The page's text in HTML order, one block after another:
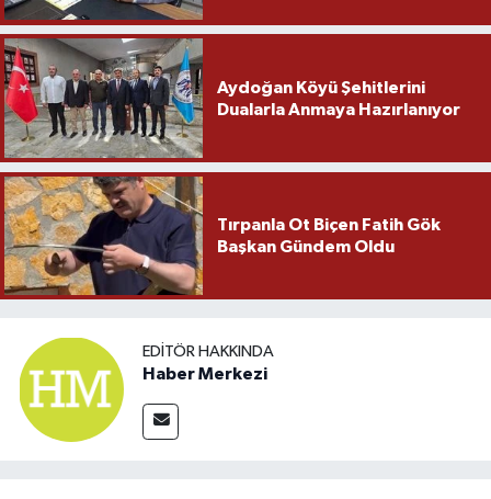
Aydoğan Köyü Şehitlerini
Dualarla Anmaya Hazırlanıyor
Tırpanla Ot Biçen Fatih Gök
Başkan Gündem Oldu
EDITÖR HAKKINDA
Haber Merkezi